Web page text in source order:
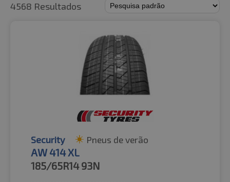
4568 Resultados
Security Pneus de verão
AW 414 XL
185/65R14 93N